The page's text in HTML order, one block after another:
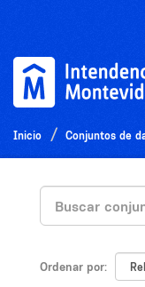
Inicio Conjuntos de
Ordenar por